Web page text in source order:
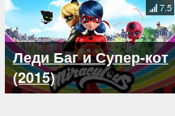
Леди Баг и Супер-кот
(2015)
7.5